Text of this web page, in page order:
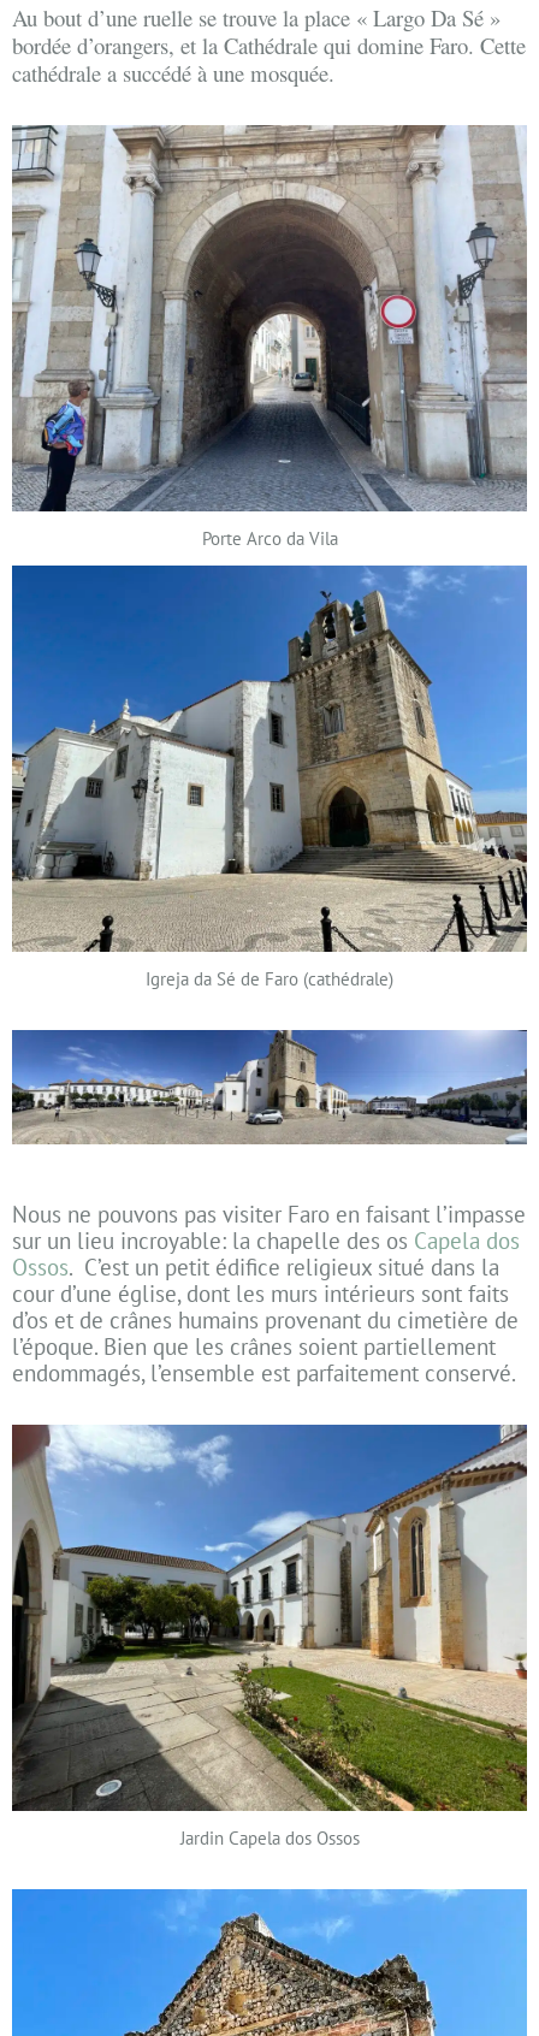
Au bout d’une ruelle se trouve la place « Largo Da Sé »
bordée d’orangers, et la Cathédrale qui domine Faro. Cette
cathédrale a succédé à une mosquée.
Porte Arco da Vila
Igreja da Sé de Faro (cathédrale)
Nous ne pouvons pas visiter Faro en faisant l’impasse
sur un lieu incroyable: la chapelle des os Capela dos
Ossos. C’est un petit édifice religieux situé dans la
cour d’une église, dont les murs intérieurs sont faits
d’os et de crânes humains provenant du cimetière de
l’époque. Bien que les crânes soient partiellement
endommagés, l’ensemble est parfaitement conservé.
Jardin Capela dos Ossos